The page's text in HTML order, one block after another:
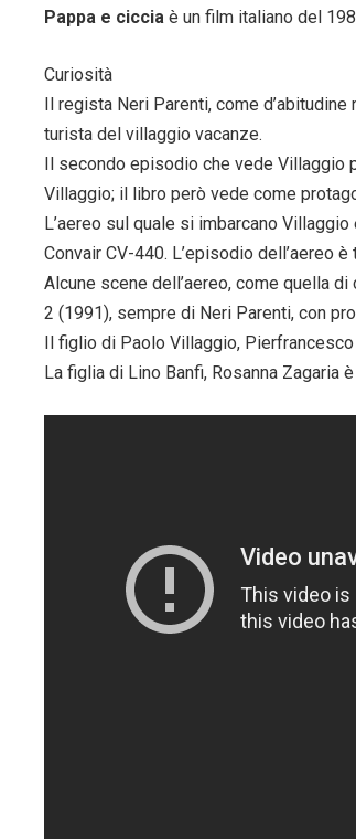
Pappa e ciccia è un film italiano del
Curiosità
Il regista Neri Parenti, come
turista del villaggio vacanze.
Il secondo episodio che vede Villaggio
Villaggio; il libro però vede come
L’aereo sul quale si imbarcano
Convair CV-440. L’episodio dell’aereo
Alcune scene dell’aereo, come quella
2 (1991), sempre di Neri Parenti, con
Il figlio di Paolo Villaggio,
La figlia di Lino Banfi, Rosanna